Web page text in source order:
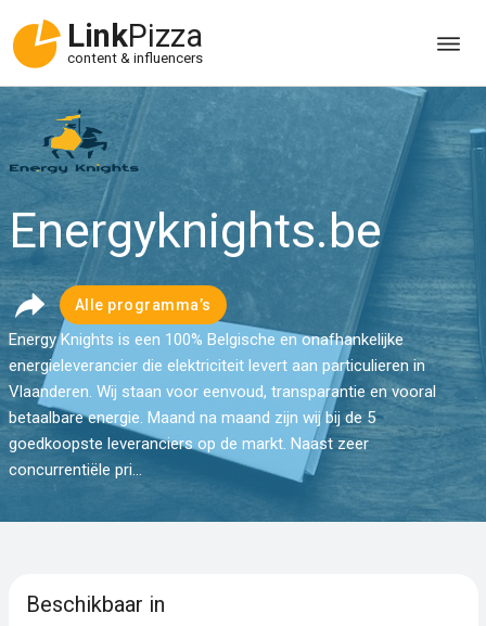
LinkPizza
content & influencers
Energyknights.be
Alle programma’s
Energy Knights is een 100% Belgische en onafhankelijke
energieleverancier die elektriciteit levert aan particulieren in
Vlaanderen. Wij staan voor eenvoud, transparantie en vooral
betaalbare energie. Maand na maand zijn wij bij de 5
goedkoopste leveranciers op de markt. Naast zeer
concurrentiële pri...
Beschikbaar in